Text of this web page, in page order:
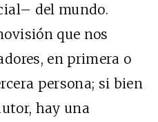
del mundo.
que nos
en primera o
persona; si bien
hay una